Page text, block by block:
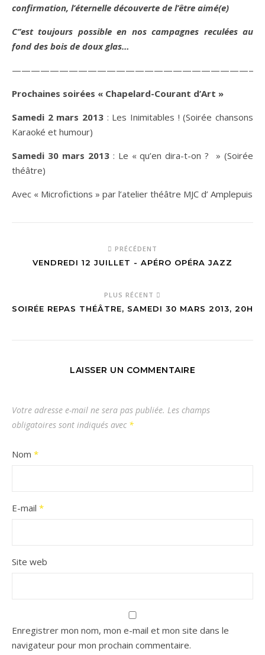
confirmation, l’éternelle découverte de l’être aimé(e)
C’’est toujours possible en nos campagnes reculées au
fond des bois de doux glas…
Prochaines soirées « Chapelard-Courant d’Art »
Samedi 2 mars 2013 : Les Inimitables ! (Soirée chansons
Karaoké et humour)
Samedi 30 mars 2013: Le « qu’en dira-t-on ? » (Soirée
théâtre)
Avec « Microfictions » par l’atelier théâtre MJC d’ Amplepuis
PRÉCÉDENT
VENDREDI 12 JUILLET - APÉRO OPÉRA JAZZ
PLUS RÉCENT
SOIRÉE REPAS THÉÂTRE, SAMEDI 30 MARS 2013, 20H
LAISSER UN COMMENTAIRE
Votre adresse e-mail ne sera pas publiée. Les champs
obligatoires sont indiqués avec *
Nom *
E-mail *
Site web
Enregistrer mon nom, mon e-mail et mon site dans le
navigateur pour mon prochain commentaire.